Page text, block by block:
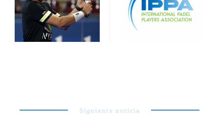
Siguiente noticia